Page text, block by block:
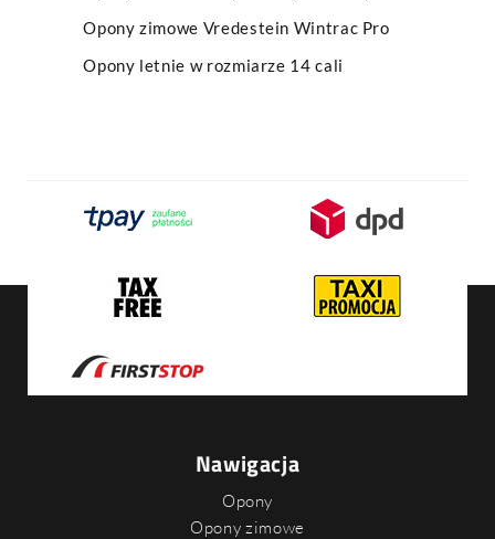
Opony zimowe Vredestein Wintrac Pro
Opony letnie w rozmiarze 14 cali
Nawigacja
Opony
Opony zimowe